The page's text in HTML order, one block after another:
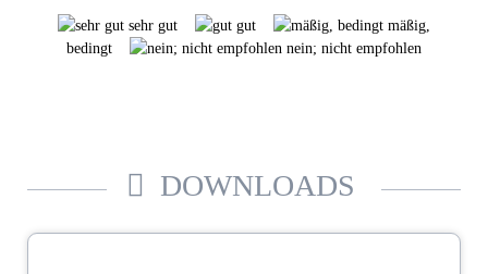
sehr gut gut
mäßig,
bedingt
nein; nicht empfohlen
DOWNLOADS